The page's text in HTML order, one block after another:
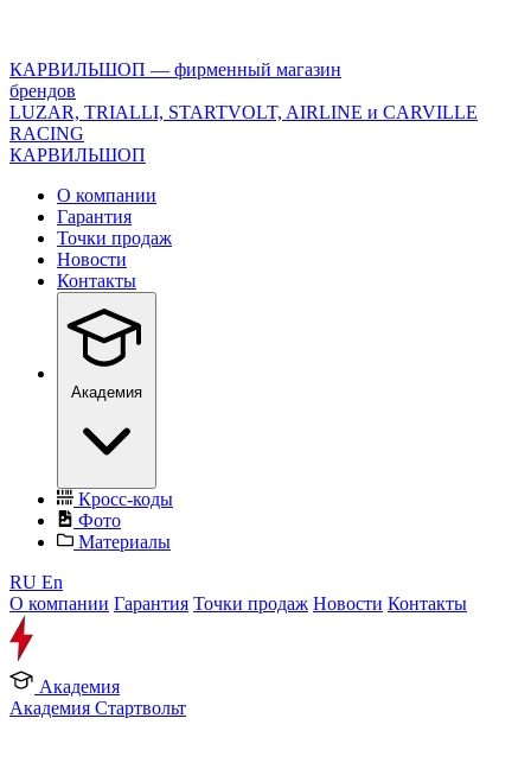
version="1.0"
encoding="utf-
8"?
>
КАРВИЛЬШОП — фирменный магазин
брендов
LUZAR, TRIALLI, STARTVOLT, AIRLINE и CARVILLE
RACING
КАРВИЛЬШОП
О компании
Гарантия
Точки продаж
Новости
Контакты
Академия
Кросс-коды
Фото
Материалы
RU En
О компании Гарантия Точки продаж Новости Контакты
Академия
Академия Стартвольт